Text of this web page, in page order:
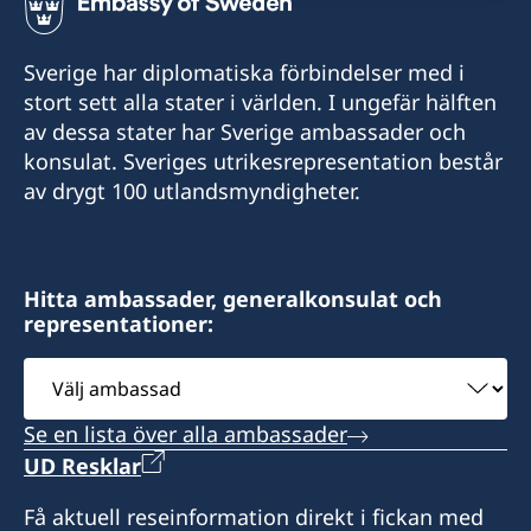
+673 2682352
Mbl:
+673 7353107
E-post:
Fax:
Consulate of Sweden
No. 8, Simpang 56-7
Jalan Sangai-Sangai
Brunei-Muara District
Sverige har diplomatiska förbindelser med i
stort sett alla stater i världen. I ungefär hälften
av dessa stater har Sverige ambassader och
konsulat. Sveriges utrikesrepresentation består
av drygt 100 utlandsmyndigheter.
Hitta ambassader, generalkonsulat och
representationer:
Välj
ambassad
Se en lista över alla ambassader
UD Resklar
Få aktuell reseinformation direkt i fickan med